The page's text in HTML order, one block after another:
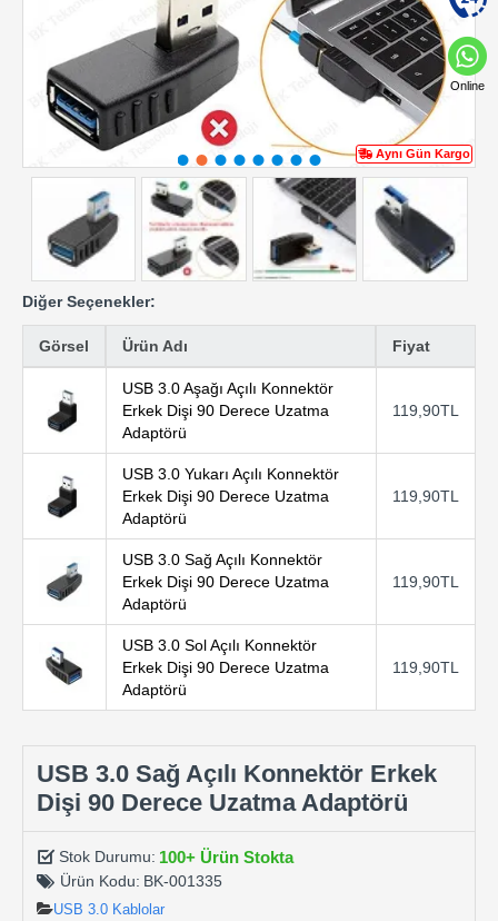
Aynı Gün Kargo
Diğer Seçenekler:
Görsel Ürün Adı Fiyat
USB 3.0 Aşağı Açılı Konnektör
Erkek Dişi 90 Derece Uzatma
Adaptörü
119,90TL
USB 3.0 Yukarı Açılı Konnektör
Erkek Dişi 90 Derece Uzatma
Adaptörü
119,90TL
USB 3.0 Sağ Açılı Konnektör
Erkek Dişi 90 Derece Uzatma
Adaptörü
119,90TL
USB 3.0 Sol Açılı Konnektör
Erkek Dişi 90 Derece Uzatma
Adaptörü
119,90TL
USB 3.0 Sağ Açılı Konnektör Erkek
Dişi 90 Derece Uzatma Adaptörü
Stok Durumu: 100+ Ürün Stokta
Ürün Kodu: BK-001335
USB 3.0 Kablolar
Online